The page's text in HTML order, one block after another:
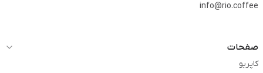
info@rio.coffee
صفحات
کاپریو